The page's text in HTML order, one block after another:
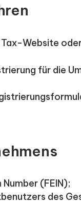
Tax-Website
für die
(FEIN);
des